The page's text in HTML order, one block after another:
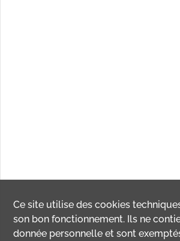
Ce site utilise descookies
son bon fonctionnement. Ils ne
donnée personnelle et sont